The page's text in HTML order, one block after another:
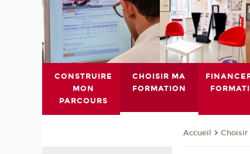
CONSTRUIRE
MON
PARCOURS
CHOISIR MA
FORMATION
Accueil